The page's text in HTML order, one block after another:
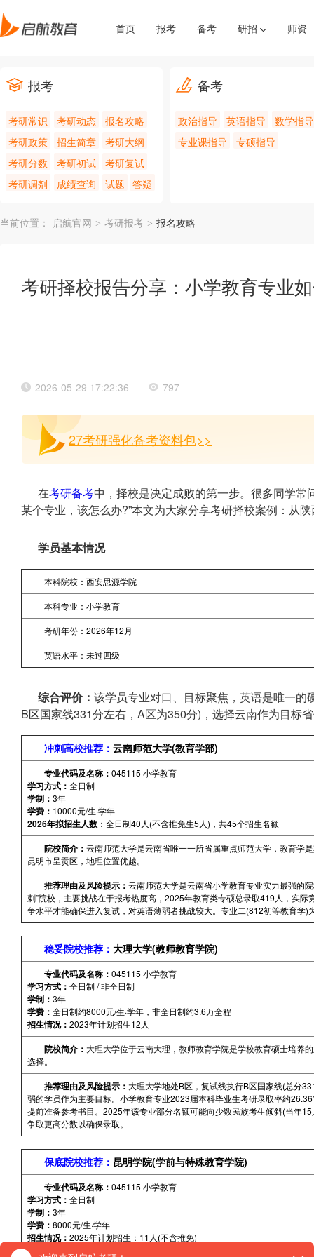
首页 报考 备考 研招 师资
报考
考研常识 考研动态
报名攻略
考研政策
招生简章
考研大纲
考研分数
考研初试
考研复试
考研调剂
成绩查询 试题 答疑
备考
政治指导 英语指导
数学指导
专业课指导
专硕指导
当前位置： 启航官网 > 考研报考 > 报名攻略
考研择校报告分享：小学教育专业
2026-05-29 17:22:36 797
27考研强化备考资料包>>
在考研备考中，择校是决定成败的第一步。很多同学常
某个专业，该怎么办?”本文为大家分享考研择校案例：从
学员基本情况
本科院校：西安思源学院
本科专业：小学教育
考研年份：2026年12月
英语水平：未过四级
综合评价： 该学员专业对口、目标聚焦，英语是唯一
B区国家线331分左右，A区为350分)，选择云南作为目标
冲刺高校推荐： 云南师范大学(教育学部)
专业代码及名称： 045115 小学教育
学习方式： 全日制
学制： 3年
学费： 10000元/生·学年
2026年拟招生人数 ：全日制40人(不含推免生5人)，共45个招生名额
院校简介： 云南师范大学是云南省唯一一所省属重点师范大学，教育学
昆明市呈贡区，地理位置优越。
推荐理由及风险提示： 云南师范大学是云南省小学教育专业实力最强的
刺”院校，主要挑战在于报考热度高，2025年教育类专硕总录取419人，实
争水平才能确保进入复试，对英语薄弱者挑战较大。专业二(812初等教育学
稳妥院校推荐： 大理大学(教师教育学院)
专业代码及名称： 045115 小学教育
学习方式： 全日制 / 非全日制
学制： 3年
学费： 全日制约8000元/生·学年，非全日制约3.6万全程
招生情况： 2023年计划招生12人
院校简介： 大理大学位于云南大理，教师教育学院是学校教育硕士培养
选择。
推荐理由及风险提示： 大理大学地处B区，复试线执行B区国家线(总分
弱的学员作为主要目标。小学教育专业2023届本科毕业生考研录取率约
提前准备参考书目。2025年该专业部分名额可能向少数民族考生倾斜(当年
争取更高分数以确保录取。
保底院校推荐： 昆明学院(学前与特殊教育学院)
专业代码及名称： 045115 小学教育
学习方式： 全日制
学制： 3年
学费： 8000元/生·学年
招生情况： 2025年计划招生：11人(不含推免)